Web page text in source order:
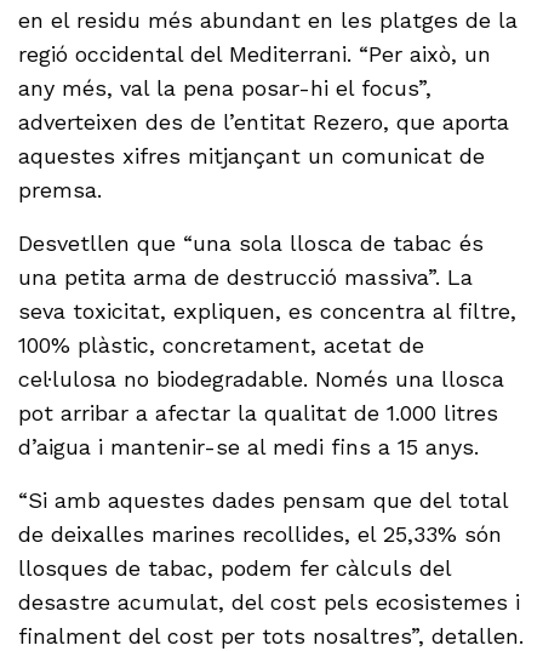
en el residu més abundant en les platges de la
regió occidental del Mediterrani. “Per això, un
any més, val la pena posar-hi el focus”,
adverteixen des de l’entitat Rezero, que aporta
aquestes xifres mitjançant un comunicat de
premsa.
Desvetllen que “una sola llosca de tabac és
una petita arma de destrucció massiva”. La
seva toxicitat, expliquen, es concentra al filtre,
100% plàstic, concretament, acetat de
cel·lulosa no biodegradable. Només una llosca
pot arribar a afectar la qualitat de 1.000 litres
d’aigua i mantenir-se al medi fins a 15 anys.
“Si amb aquestes dades pensam que del total
de deixalles marines recollides, el 25,33% són
llosques de tabac, podem fer càlculs del
desastre acumulat, del cost pels ecosistemes i
finalment del cost per tots nosaltres”, detallen.